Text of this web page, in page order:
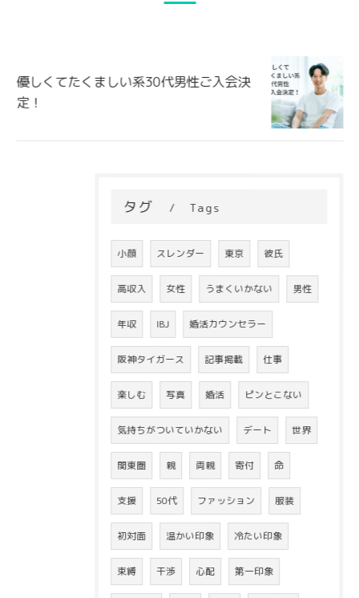
優しくてたくましい系30代男性ご入会決
定！
タグ Tags
小顔 スレンダー 東京 彼氏
高収入 女性 うまくいかない 男性
年収 IBJ 婚活カウンセラー
阪神タイガース 記事掲載 仕事
楽しむ 写真 婚活 ピンとこない
気持ちがついていかない デート 世界
関東圏 親 両親 寄付 命
支援 50代 ファッション 服装
初対面 温かい印象 冷たい印象
束縛 干渉 心配 第一印象